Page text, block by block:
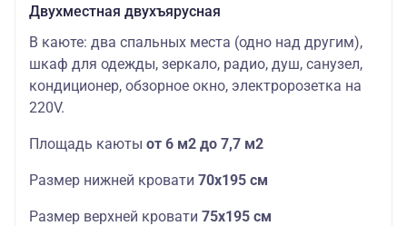
Двухместная двухъярусная
В каюте: два спальных места (одно над другим),
шкаф для одежды, зеркало, радио, душ, санузел,
кондиционер, обзорное окно, электророзетка на
220V.
Площадь каюты от 6 м2 до 7,7 м2
Размер нижней кровати 70х195 см
Размер верхней кровати 75х195 см